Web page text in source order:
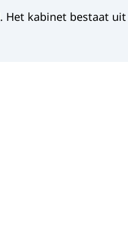
. Het kabinet bestaat uit